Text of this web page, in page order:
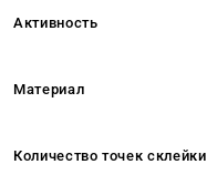
Активность
Материал
Количество точек склейки